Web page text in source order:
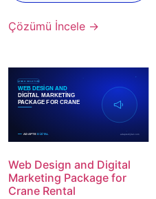
Çözümü İncele →
Web Design and Digital
Marketing Package for
Crane Rental